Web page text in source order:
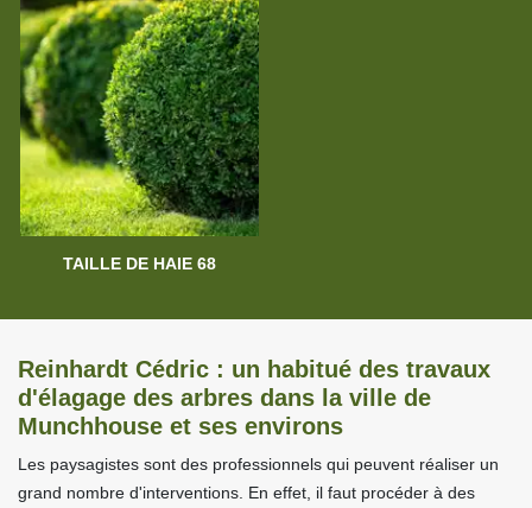
TAILLE DE HAIE 68
Reinhardt Cédric : un habitué des travaux
d'élagage des arbres dans la ville de
Munchhouse et ses environs
Les paysagistes sont des professionnels qui peuvent réaliser un
grand nombre d'interventions. En effet, il faut procéder à des